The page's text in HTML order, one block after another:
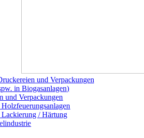
und Verpackungen
in Biogasanlagen)
und Verpackungen
/ Härtung